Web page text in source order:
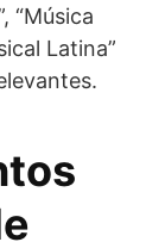
“Música
Latina”